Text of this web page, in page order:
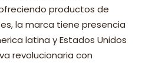
productos de
la marca tiene presencia
latina y Estados Unidos
revolucionaria con